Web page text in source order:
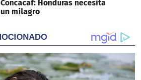
Concacaf: Honduras necesita
un milagro